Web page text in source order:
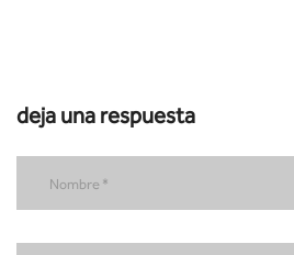
deja una respuesta